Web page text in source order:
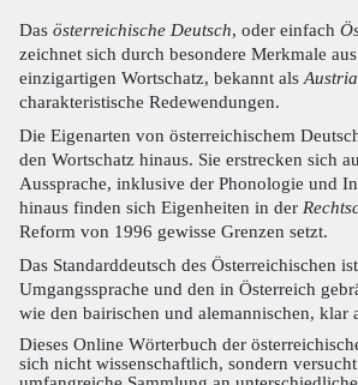
Das österreichische Deutsch, oder einfach
zeichnet sich durch besondere Merkmale
einzigartigen Wortschatz, bekannt als
charakteristische Redewendungen.
Die Eigenarten von österreichischem
den Wortschatz hinaus. Sie erstrecken sich
Aussprache, inklusive der Phonologie und
hinaus finden sich Eigenheiten in der
Reform von 1996 gewisse Grenzen setzt.
Das Standarddeutsch des Österreichischen
Umgangssprache und den in Österreich
wie den bairischen und alemannischen, klar
Dieses Online Wörterbuch der
sich nicht wissenschaftlich, sondern